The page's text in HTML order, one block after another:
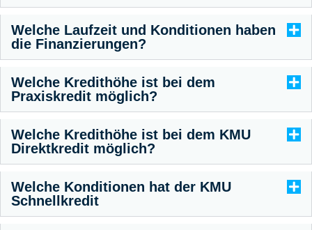
Welche Laufzeit und Konditionen haben
die Finanzierungen?
Welche Kredithöhe ist bei dem
Praxiskredit möglich?
Welche Kredithöhe ist bei dem KMU
Direktkredit möglich?
Welche Konditionen hat der KMU
Schnellkredit